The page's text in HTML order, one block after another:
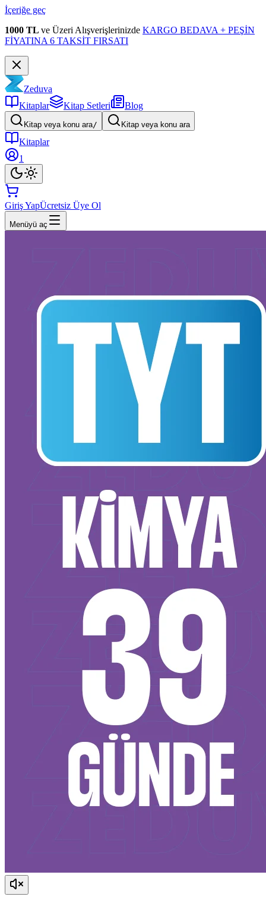
İçeriğe geç
1000 TL ve Üzeri Alışverişlerinizde KARGO BEDAVA + PEŞİN
FİYATINA 6 TAKSİT FIRSATI
Zeduva
Kitaplar
Kitap Setleri Blog
Kitap veya konu ara/ Kitap veya konu ara
Kitaplar
1
Giriş YapÜcretsiz Üye Ol
Menüyü aç